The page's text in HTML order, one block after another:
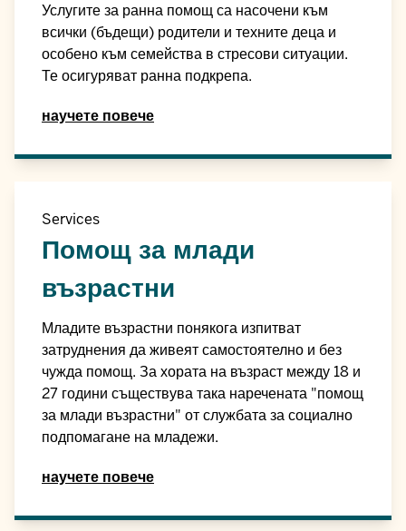
Услугите за ранна помощ са насочени към
всички (бъдещи) родители и техните деца и
особено към семейства в стресови ситуации.
Те осигуряват ранна подкрепа.
научете повече
Services
Помощ за млади
възрастни
Младите възрастни понякога изпитват
затруднения да живеят самостоятелно и без
чужда помощ. За хората на възраст между 18 и
27 години съществува така наречената "помощ
за млади възрастни" от службата за социално
подпомагане на младежи.
научете повече